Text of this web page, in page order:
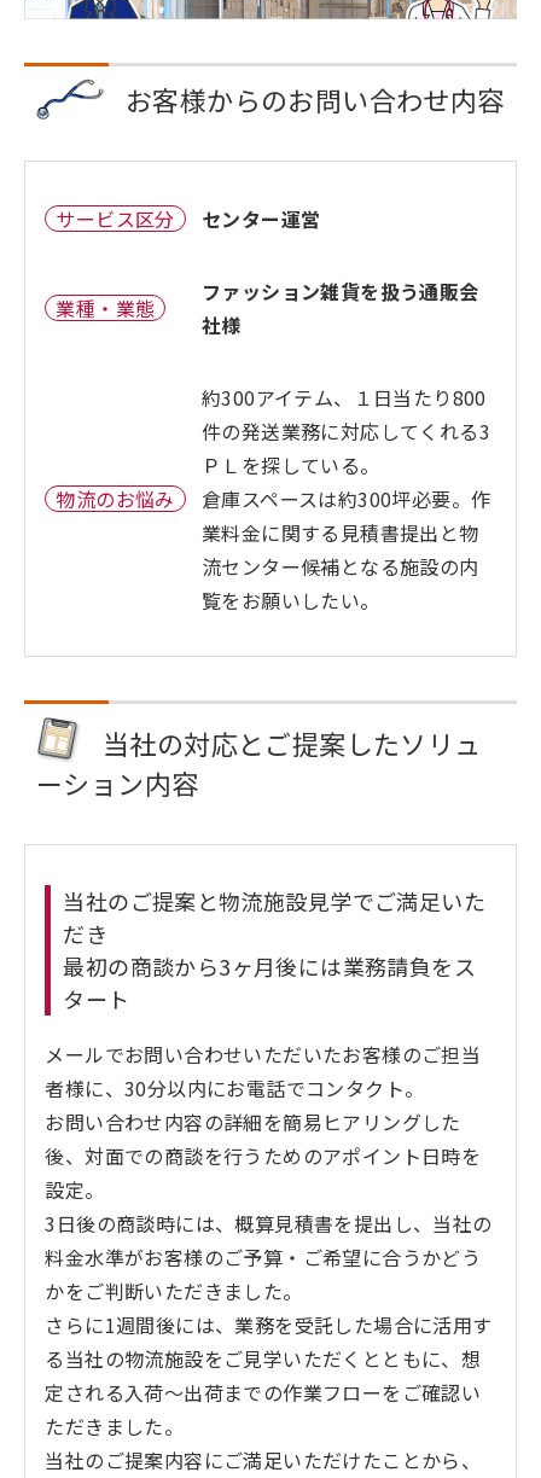
お客様からのお問い合わせ内容
サービス区分 センター運営
業種・業態
ファッション雑貨を扱う通販会
社様
物流のお悩み
約300アイテム、１日当たり800
件の発送業務に対応してくれる3
ＰＬを探している。
倉庫スペースは約300坪必要。作
業料金に関する見積書提出と物
流センター候補となる施設の内
覧をお願いしたい。
当社の対応とご提案したソリュ
ーション内容
当社のご提案と物流施設見学でご満足いた
だき
最初の商談から3ヶ月後には業務請負をス
タート
メールでお問い合わせいただいたお客様のご担当
者様に、30分以内にお電話でコンタクト。
お問い合わせ内容の詳細を簡易ヒアリングした
後、対面での商談を行うためのアポイント日時を
設定。
3日後の商談時には、概算見積書を提出し、当社の
料金水準がお客様のご予算・ご希望に合うかどう
かをご判断いただきました。
さらに1週間後には、業務を受託した場合に活用す
る当社の物流施設をご見学いただくとともに、想
定される入荷～出荷までの作業フローをご確認い
ただきました。
当社のご提案内容にご満足いただけたことから、